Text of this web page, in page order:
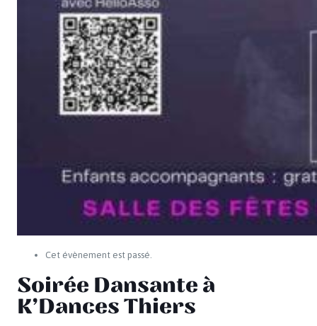
Cet évènement est passé.
Soirée Dansante à
K’Dances Thiers